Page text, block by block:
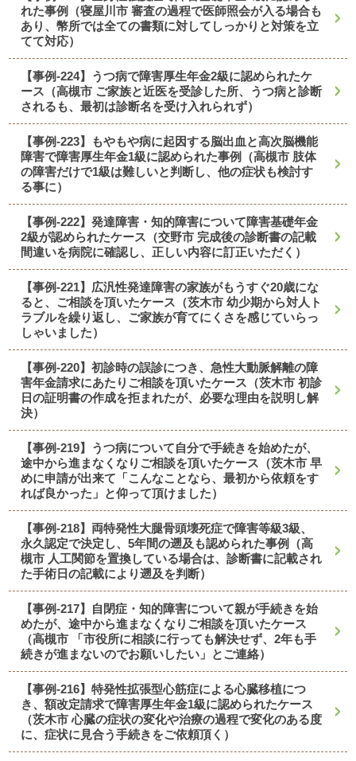
れた事例（寝屋川市 審査の過程で医師照会が入る場合も
あり、幣所では全ての書類に対してしっかりと対策を立
てて対応）
【事例-224】うつ病で障害厚生年金2級に認められたケ
ース（高槻市 ご家族と近医を受診した所、うつ病と診断
されるも、最初は診断名を受け入れられず）
【事例-223】もやもや病に起因する脳出血と高次脳機能
障害で障害厚生年金1級に認められた事例（高槻市 肢体
の障害だけで1級は難しいと判断し、他の症状も検討す
る事に）
【事例-222】発達障害・知的障害について障害基礎年金
2級が認められたケース（交野市 完成後の診断書の記載
間違いを病院に確認し、正しい内容に訂正いただく）
【事例-221】広汎性発達障害の家族がもうすぐ20歳にな
ると、ご相談を頂いたケース（茨木市 幼少期から対人ト
ラブルを繰り返し、ご家族が育てにくさを感じていらっ
しゃいました）
【事例-220】初診時の誤診につき、急性大動脈解離の障
害年金請求にあたりご相談を頂いたケース（茨木市 初診
日の証明書の作成を拒まれたが、必要な理由を説明し解
決）
【事例-219】うつ病について自分で手続きを始めたが、
途中から進まなくなりご相談を頂いたケース（茨木市 早
めに申請が出来て「こんなことなら、最初から依頼をす
れば良かった」と仰って頂けました）
【事例-218】両特発性大腿骨頭壊死症で障害等級3級、
永久認定で決定し、5年間の遡及も認められた事例（高
槻市 人工関節を置換している場合は、診断書に記載され
た手術日の記載により遡及を判断）
【事例-217】自閉症・知的障害について親が手続きを始
めたが、途中から進まなくなりご相談を頂いたケース
（高槻市 「市役所に相談に行っても解決せず、2年も手
続きが進まないのでお願いしたい」とご連絡）
【事例-216】特発性拡張型心筋症による心臓移植につ
き、額改定請求で障害厚生年金1級に認められたケース
（茨木市 心臓の症状の変化や治療の過程で変化のある度
に、症状に見合う手続きをご依頼頂く）